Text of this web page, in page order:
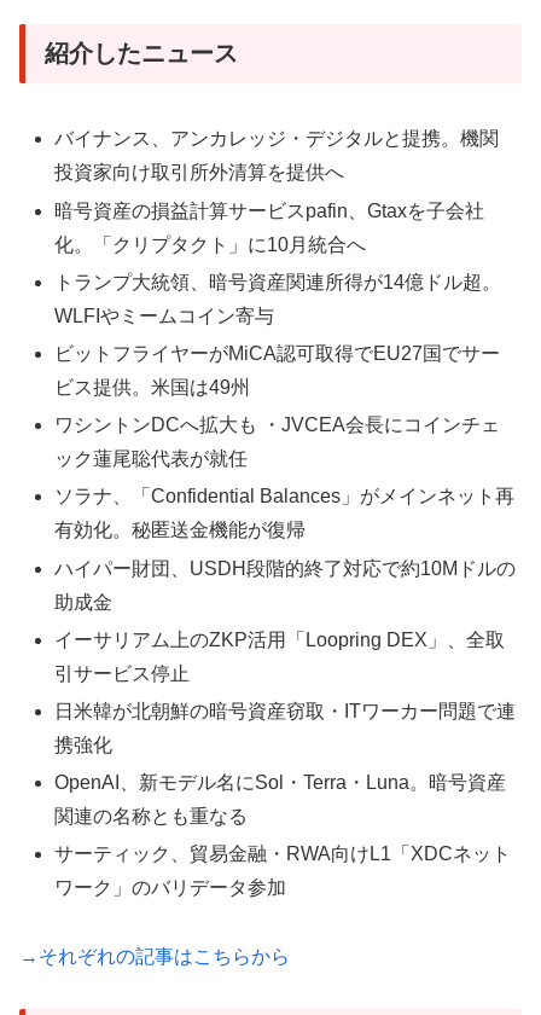
紹介したニュース
バイナンス、アンカレッジ・デジタルと提携。機関
投資家向け取引所外清算を提供へ
暗号資産の損益計算サービスpafin、Gtaxを子会社
化。「クリプタクト」に10月統合へ
トランプ大統領、暗号資産関連所得が14億ドル超。
WLFIやミームコイン寄与
ビットフライヤーがMiCA認可取得でEU27国でサー
ビス提供。米国は49州
ワシントンDCへ拡大も ・JVCEA会長にコインチェ
ック蓮尾聡代表が就任
ソラナ、「Confidential Balances」がメインネット再
有効化。秘匿送金機能が復帰
ハイパー財団、USDH段階的終了対応で約10Mドルの
助成金
イーサリアム上のZKP活用「Loopring DEX」、全取
引サービス停止
日米韓が北朝鮮の暗号資産窃取・ITワーカー問題で連
携強化
OpenAI、新モデル名にSol・Terra・Luna。暗号資産
関連の名称とも重なる
サーティック、貿易金融・RWA向けL1「XDCネット
ワーク」のバリデータ参加
→それぞれの記事はこちらから